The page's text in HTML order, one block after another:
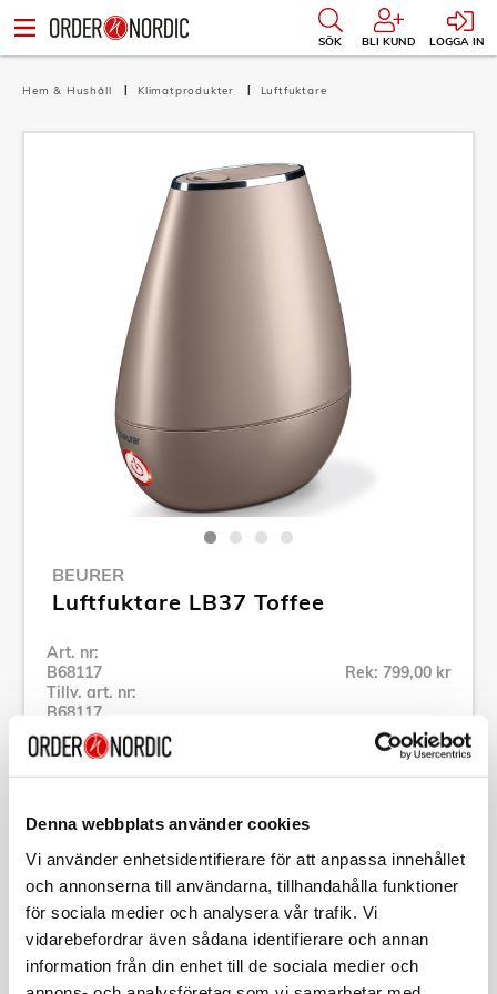
Denna webbplats använder cookies
Vi använder enhetsidentifierare för att anpassa innehållet
och annonserna till användarna, tillhandahålla funktioner
för sociala medier och analysera vår trafik. Vi
vidarebefordrar även sådana identifierare och annan
information från din enhet till de sociala medier och
SÖK BLI KUND LOGGA IN
Hem & Hushåll Klimatprodukter Luftfuktare
BEURER
Luftfuktare LB37 Toffee
Art. nr:
B68117
Tillv. art. nr:
B68117
Rek: 799,00 kr
Se alla produkter inom Beurer
Specifikation
Beskrivning
Art. nr:B68117